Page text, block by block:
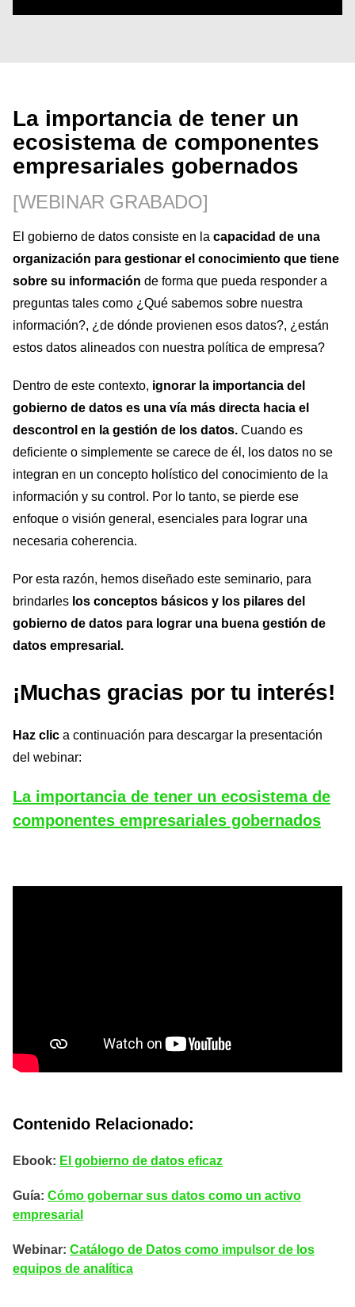
La importancia de tener un
ecosistema de componentes
empresariales gobernados
[WEBINAR GRABADO]
El gobierno de datos consiste en la capacidad de una
organización para gestionar el conocimiento que tiene
sobre su información de forma que pueda responder a
preguntas tales como ¿Qué sabemos sobre nuestra
información?, ¿de dónde provienen esos datos?, ¿están
estos datos alineados con nuestra política de empresa?
Dentro de este contexto, ignorar la importancia del
gobierno de datos es una vía más directa hacia el
descontrol en la gestión de los datos. Cuando es
deficiente o simplemente se carece de él, los datos no se
integran en un concepto holístico del conocimiento de la
información y su control. Por lo tanto, se pierde ese
enfoque o visión general, esenciales para lograr una
necesaria coherencia.
Por esta razón, hemos diseñado este seminario, para
brindarles los conceptos básicos y los pilares del
gobierno de datos para lograr una buena gestión de
datos empresarial.
¡Muchas gracias por tu interés!
Haz clic a continuación para descargar la presentación
del webinar:
La importancia de tener un ecosistema de
componentes empresariales gobernados
Contenido Relacionado:
Ebook: El gobierno de datos eficaz
Guía: Cómo gobernar sus datos como un activo
empresarial
Webinar: Catálogo de Datos como impulsor de los
equipos de analítica